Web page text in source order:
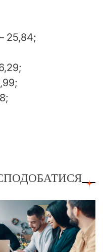
25,84;